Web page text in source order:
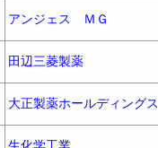
アンジェス ＭＧ
田辺三菱製薬
大正製薬ホールディングス